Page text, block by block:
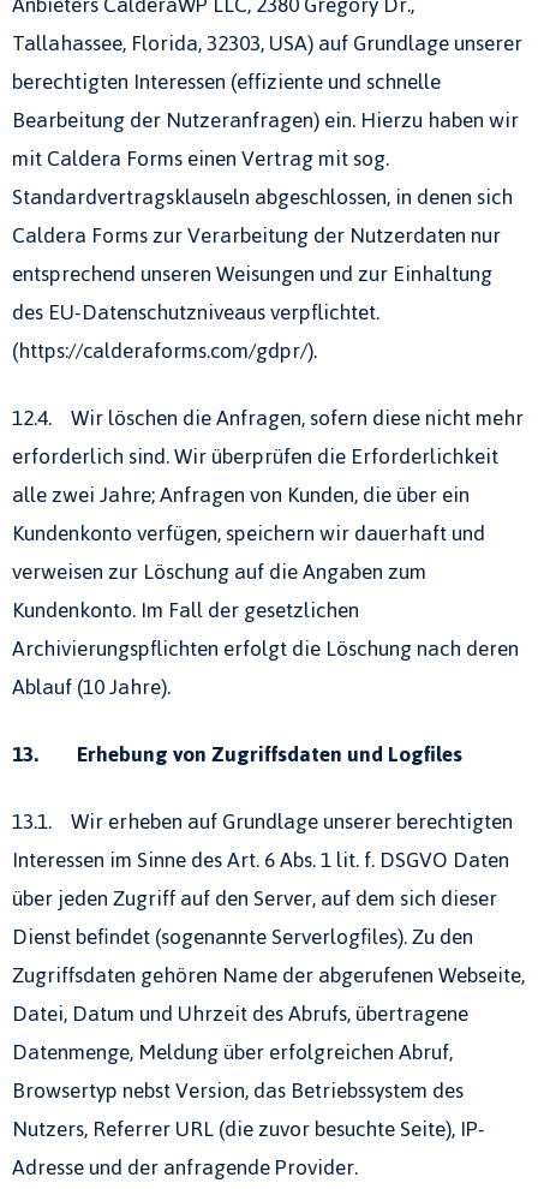
Tallahassee, Florida, 32303, USA) auf Grundlage unserer
berechtigten Interessen (effiziente und schnelle
Bearbeitung der Nutzeranfragen) ein. Hierzu haben wir
mit Caldera Forms einen Vertrag mit sog.
Standardvertragsklauseln abgeschlossen, in denen sich
Caldera Forms zur Verarbeitung der Nutzerdaten nur
entsprechend unseren Weisungen und zur Einhaltung
des EU-Datenschutzniveaus verpflichtet.
(https://calderaforms.com/gdpr/).
12.4. Wir löschen die Anfragen, sofern diese nicht mehr
erforderlich sind. Wir überprüfen die Erforderlichkeit
alle zwei Jahre; Anfragen von Kunden, die über ein
Kundenkonto verfügen, speichern wir dauerhaft und
verweisen zur Löschung auf die Angaben zum
Kundenkonto. Im Fall der gesetzlichen
Archivierungspflichten erfolgt die Löschung nach deren
Ablauf (10 Jahre).
13. Erhebung von Zugriffsdaten und Logfiles
13.1. Wir erheben auf Grundlage unserer berechtigten
Interessen im Sinne des Art. 6 Abs. 1 lit. f. DSGVO Daten
über jeden Zugriff auf den Server, auf dem sich dieser
Dienst befindet (sogenannte Serverlogfiles). Zu den
Zugriffsdaten gehören Name der abgerufenen Webseite,
Datei, Datum und Uhrzeit des Abrufs, übertragene
Datenmenge, Meldung über erfolgreichen Abruf,
Browsertyp nebst Version, das Betriebssystem des
Nutzers, Referrer URL (die zuvor besuchte Seite), IP-
Adresse und der anfragende Provider.